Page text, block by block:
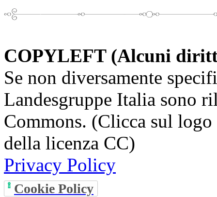
COPYLEFT (Alcuni
Se non diversamente
Landesgruppe Italia sono
Commons. (Clicca sul
della licenza CC)
Privacy Policy
Cookie Policy